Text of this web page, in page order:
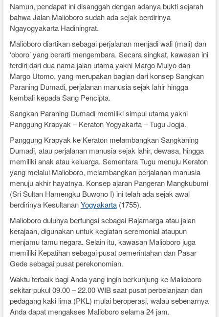
Namun, pendapat ini disanggah dengan adanya bukti sejarah
bahwa Jalan Malioboro sudah ada sejak berdirinya
Ngayogyakarta Hadiningrat.
Malioboro diartikan sebagai perjalanan menjadi wali (mali) dan
‘oboro’ yang berarti mengembara. Secara singkat, kawasan ini
terdiri dari dua nama jalan utama yakni Margo Mulyo dan
Margo Utomo, yang merupakan bagian dari konsep Sangkan
Paraning Dumadi, perjalanan manusia sejak lahir hingga
kembali kepada Sang Pencipta.
Sangkan Paraning Dumadi memiliki simpul utama yakni
Panggung Krapyak – Keraton Yogyakarta – Tugu Jogja.
Panggung Krapyak ke Keraton melambangkan Sangkaning
Dumadi, atau perjalanan manusia sejak lahir, dewasa, hingga
memiliki anak atau keluarga. Sementara Tugu menuju Keraton
yang melalui Malioboro, melambangkan perjalanan manusia
menuju akhir hayatnya. Konsep ajaran Pangeran Mangkubumi
(Sri Sultan Hamengku Buwono I) ini telah ada sejak awal
berdirinya KesultananYogyakarta(1755).
Malioboro dulunya berfungsi sebagai Rajamarga atau jalan
kerajaan, digunakan untuk kegiatan seremonial ataupun
menjamu tamu negara. Selain itu, kawasan Malioboro juga
memiliki Kepatihan sebagai pusat pemerintahan dan Pasar
Gede sebagai pusat perekonomian.
Waktu terbaik bagi Anda yang ingin berkunjung ke Malioboro
sekitar pukul 09.00 – 22.00 WIB saat pusat perbelanjaan dan
pedagang kaki lima (PKL) mulai beroperasi, walau sebenarnya
Anda dapat mengakses Malioboro selama 24 jam.